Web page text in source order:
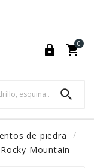
 
0

de piedra
Mountain